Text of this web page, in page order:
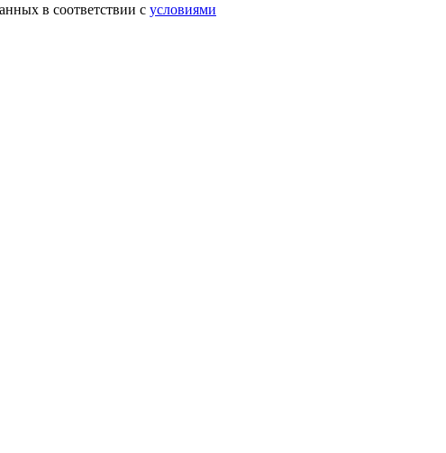
в соответствии с условиями